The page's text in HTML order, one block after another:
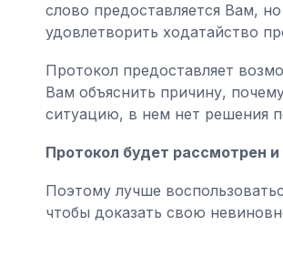
слово предоставляется Вам,
удовлетворить ходатайство
Протокол предоставляет
Вам объяснить причину,
ситуацию, в нем нет решения
Протокол будет рассмотрен
Поэтому лучше
чтобы доказать свою